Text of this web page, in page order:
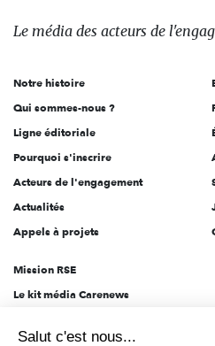
des
l'engagement
Le média des acteurs de
Notre histoire
Qui sommes-nous ?
Ligne éditoriale
Pourquoi s'inscrire
Acteurs de l'engagement
Actualités
Appels à projets
Mission RSE
Le kit média Carenews
Salut c'est nous...